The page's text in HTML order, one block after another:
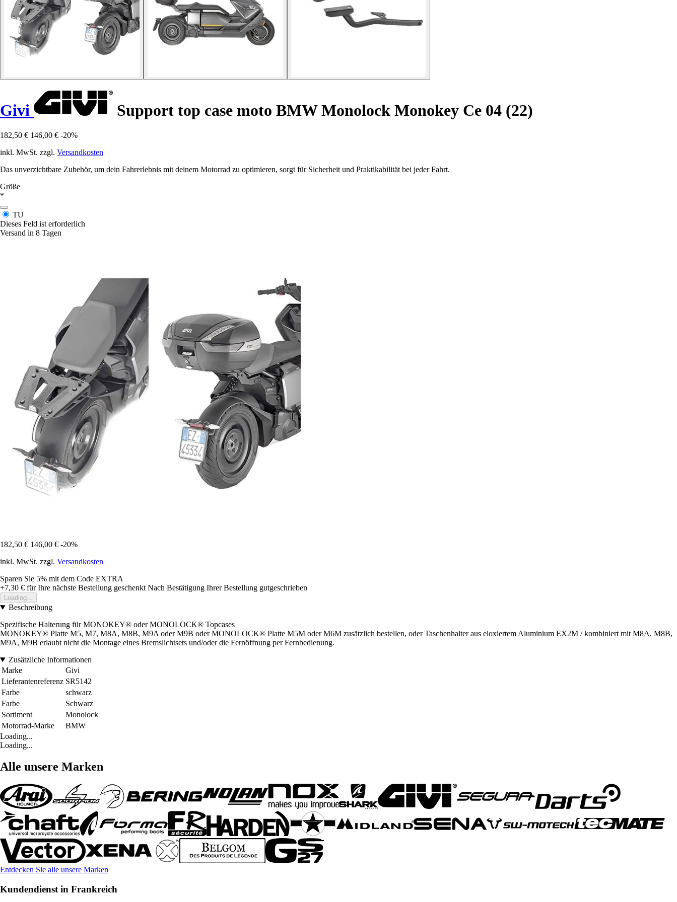
Givi Support top case moto BMW Monolock Monokey Ce 04 (22)
182,50 € 146,00 € -20%
inkl. MwSt. zzgl. Versandkosten
Das unverzichtbare Zubehör, um dein Fahrerlebnis mit deinem Motorrad zu optimieren, sorgt für Sicherheit und Praktikabilität bei jeder Fahrt.
Größe
*
TU
Dieses Feld ist erforderlich
Versand in 8 Tagen
182,50 € 146,00 € -20%
inkl. MwSt. zzgl. Versandkosten
Sparen Sie 5% mit dem Code EXTRA
+7,30 € für Ihre nächste Bestellung geschenkt Nach Bestätigung Ihrer Bestellung gutgeschrieben
Loading...
Beschreibung
Spezifische Halterung für MONOKEY® oder MONOLOCK® Topcases
MONOKEY® Platte M5, M7, M8A, M8B, M9A oder M9B oder MONOLOCK® Platte M5M oder M6M zusätzlich bestellen, oder Taschenhalter aus eloxiertem Aluminium EX2M / kombiniert mit M8A, M8B,
M9A, M9B erlaubt nicht die Montage eines Bremslichtsets und/oder die Fernöffnung per Fernbedienung.
Zusätzliche Informationen
Marke
Givi
Lieferantenreferenz SR5142
Farbe
schwarz
Farbe
Schwarz
Sortiment
Monolock
Motorrad-Marke
BMW
Loading...
Loading...
Alle unsere Marken
Entdecken Sie alle unsere Marken
Kundendienst in Frankreich